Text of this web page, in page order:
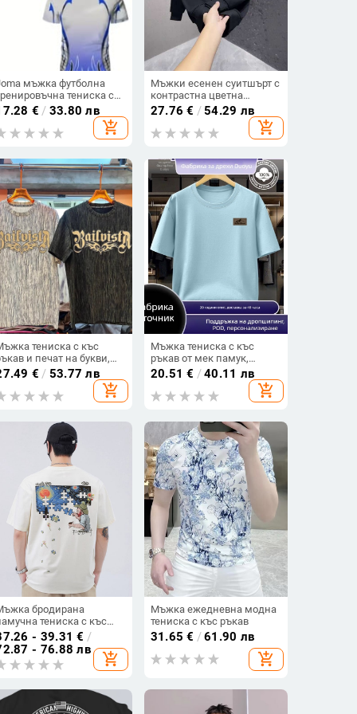
мъжка футболна
тениска с
лятна,
бързосъхнеща и дишаща,
ръкав
€ / 33.80 лв
add_shopping_cart
Мъжки есенен суитшърт с
контрастна цветна
бродерия и кръгла яка,
минималистичен стил,
райета, дълъг ръкав
27.76 € /54.29 лв
add_shopping_cart
тениска с къс
и печат на букви,
ретро
лято 2026,
стил, кръгло
€ / 53.77 лв
add_shopping_cart
Мъжка тениска с къс
ръкав от мек памук,
черна, кръгло деколте,
машинно пране, 180 г
памук
20.51 € /40.11 лв
add_shopping_cart
бродирана
тениска с къс
свободна кройка,
в стил карикатура,
колекция 2025,
- 39.31 € /
- 76.88 лв
add_shopping_cart
Мъжка ежедневна модна
тениска с къс ръкав
31.65 € /61.90 лв
add_shopping_cart